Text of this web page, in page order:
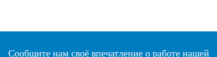
Сообщите нам своё впечатление о работе нашей